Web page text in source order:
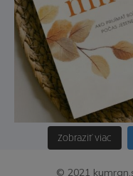
Zobraziť viac
© 2021